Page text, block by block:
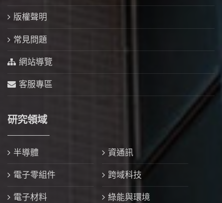
版權聲明
常見問題
網站導覽
客服專區
研究領域
半導體 資通訊
電子零組件 跨域科技
電子材料 綠能與環境